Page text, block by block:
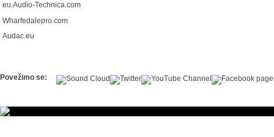
eu.Audio-Technica.com
Wharfedalepro.com
Audac.eu
Povežimo se: